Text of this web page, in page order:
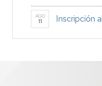
AGO
11 Inscripción